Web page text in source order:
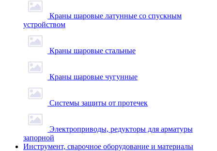
Краны шаровые латунные со спускным
устройством
Краны шаровые стальные
Краны шаровые чугунные
Системы защиты от протечек
Электроприводы, редукторы для арматуры
запорной
Инструмент, сварочное оборудование и материалы